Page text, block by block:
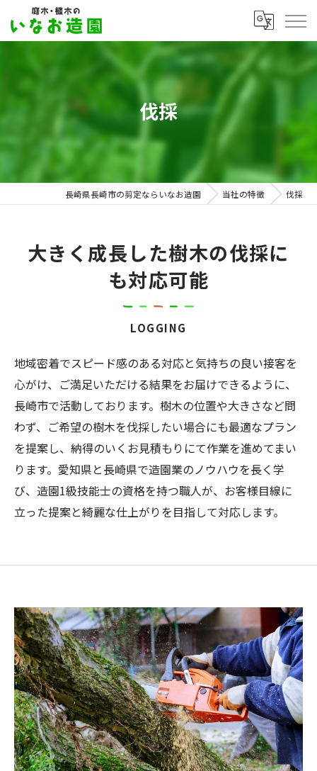
伐採
長崎県長崎市の剪定ならいなお造園 当社の特徴 伐採
大きく成長した樹木の伐採に
も対応可能
LOGGING
地域密着でスピード感のある対応と気持ちの良い接客を
心がけ、ご満足いただける結果をお届けできるように、
長崎市で活動しております。樹木の位置や大きさなど問
わず、ご希望の樹木を伐採したい場合にも最適なプラン
を提案し、納得のいくお見積もりにて作業を進めてまい
ります。愛知県と長崎県で造園業のノウハウを長く学
び、造園1級技能士の資格を持つ職人が、お客様目線に
立った提案と綺麗な仕上がりを目指して対応します。